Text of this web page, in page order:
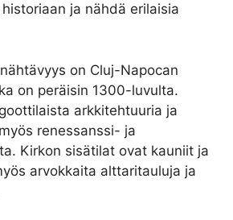
ja nähdä erilaisia
on Cluj-Napocan
on peräisin 1300-luvulta.
arkkitehtuuria ja
renessanssi- ja
Kirkon sisätilat ovat kauniit ja
arvokkaita alttaritauluja ja